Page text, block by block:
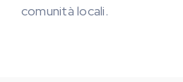
comunità locali.